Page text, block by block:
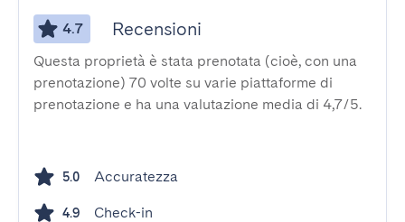
4.7 Recensioni
Questa proprietà è stata prenotata (cioè, con una
prenotazione) 70 volte su varie piattaforme di
prenotazione e ha una valutazione media di 4,7/5.
5.0 Accuratezza
4.9 Check-in